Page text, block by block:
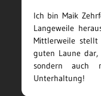
Ich bin Maik
Langeweile
Mittlerweile stellt
guten Laune
sondern auch
Unterhaltung!